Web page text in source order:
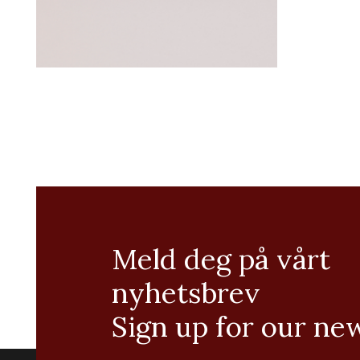
Meld deg på vårt
nyhetsbrev
Sign up for our